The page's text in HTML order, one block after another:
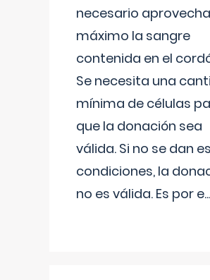
necesario
máximo la sangre
contenida en el
Se necesita una
mínima de células
que la donación sea
válida. Si no se dan
condiciones, la
no es válida. Es por e...